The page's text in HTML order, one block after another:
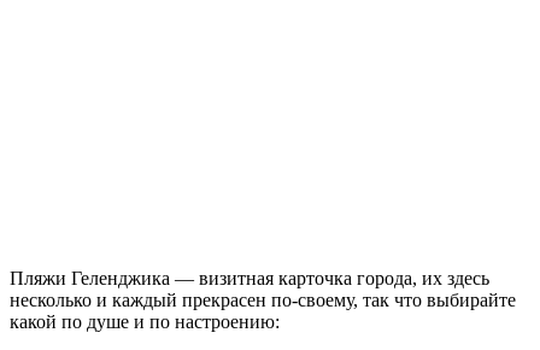
Пляжи Геленджика — визитная карточка города, их здесь
несколько и каждый прекрасен по-своему, так что выбирайте
какой по душе и по настроению: